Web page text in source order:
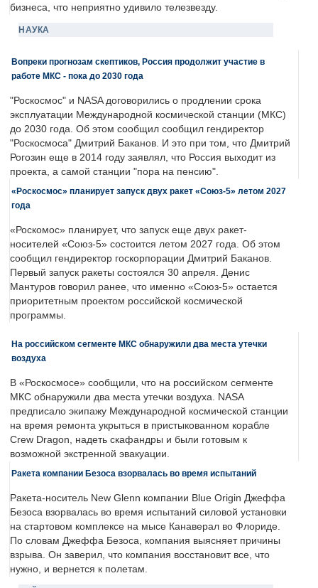
бизнеса, что неприятно удивило телезвезду.
НАУКА
Вопреки прогнозам скептиков, Россия продолжит участие в
работе МКС - пока до 2030 года
"Роскосмос" и NASA договорились о продлении срока
эксплуатации Международной космической станции (МКС)
до 2030 года. Об этом сообщил сообщил гендиректор
"Роскосмоса" Дмитрий Баканов. И это при том, что Дмитрий
Рогозин еще в 2014 году заявлял, что Россия выходит из
проекта, а самой станции "пора на пенсию".
«Роскосмос» планирует запуск двух ракет «Союз-5» летом 2027
года
«Роскомос» планирует, что запуск еще двух ракет-
носителей «Союз-5» состоится летом 2027 года. Об этом
сообщил гендиректор госкорпорации Дмитрий Баканов.
Первый запуск ракеты состоялся 30 апреля. Денис
Мантуров говорил ранее, что именно «Союз-5» остается
приоритетным проектом российской космической
программы.
На российском сегменте МКС обнаружили два места утечки
воздуха
В «Роскосмосе» сообщили, что на российском сегменте
МКС обнаружили два места утечки воздуха. NASA
предписало экипажу Международной космической станции
на время ремонта укрыться в пристыкованном корабле
Crew Dragon, надеть скафандры и были готовым к
возможной экстренной эвакуации.
Ракета компании Безоса взорвалась во время испытаний
Ракета-носитель New Glenn компании Blue Origin Джеффа
Безоса взорвалась во время испытаний силовой установки
на стартовом комплексе на мысе Канаверал во Флориде.
По словам Джеффа Безоса, компания выясняет причины
взрыва. Он заверил, что компания восстановит все, что
нужно, и вернется к полетам.